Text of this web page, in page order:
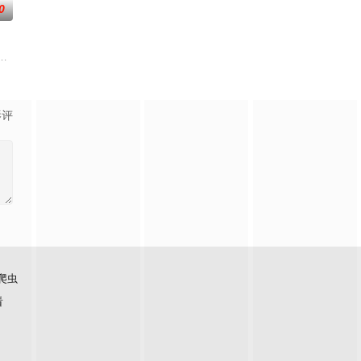
无力翻案，只得冒险护送父亲逃
被嘲为“无胜利队”的业余球队。当一群问题少年遇上背负阴影的
害，对社会秩序的破坏为主题，旨在通过电影让观众意识到毒品的可怕，着
评
虫